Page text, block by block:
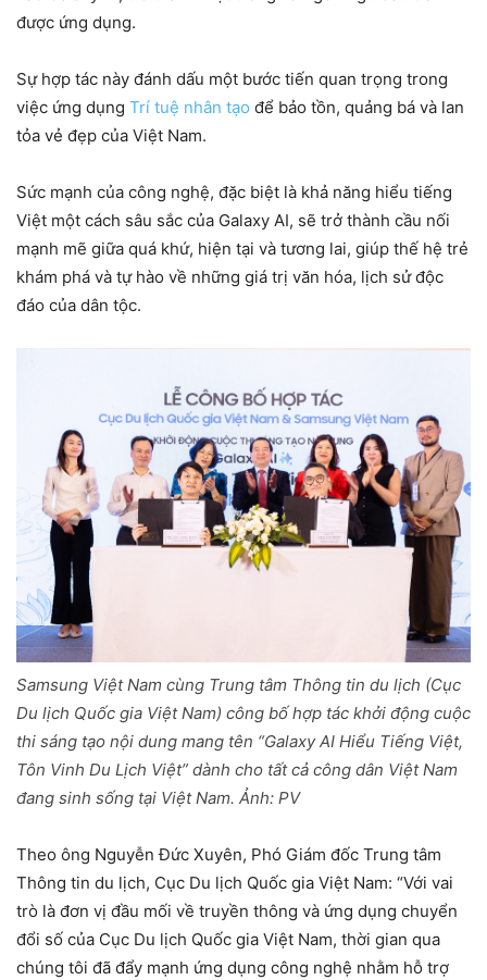
được ứng dụng.
Sự hợp tác này đánh dấu một bước tiến quan trọng trong
việc ứng dụng Trí tuệ nhân tạo để bảo tồn, quảng bá và lan
tỏa vẻ đẹp của Việt Nam.
Sức mạnh của công nghệ, đặc biệt là khả năng hiểu tiếng
Việt một cách sâu sắc của Galaxy AI, sẽ trở thành cầu nối
mạnh mẽ giữa quá khứ, hiện tại và tương lai, giúp thế hệ trẻ
khám phá và tự hào về những giá trị văn hóa, lịch sử độc
đáo của dân tộc.
Samsung Việt Nam cùng Trung tâm Thông tin du lịch (Cục
Du lịch Quốc gia Việt Nam) công bố hợp tác khởi động cuộc
thi sáng tạo nội dung mang tên “Galaxy AI Hiểu Tiếng Việt,
Tôn Vinh Du Lịch Việt” dành cho tất cả công dân Việt Nam
đang sinh sống tại Việt Nam. Ảnh: PV
Theo ông Nguyễn Đức Xuyên, Phó Giám đốc Trung tâm
Thông tin du lịch, Cục Du lịch Quốc gia Việt Nam: “Với vai
trò là đơn vị đầu mối về truyền thông và ứng dụng chuyển
đổi số của Cục Du lịch Quốc gia Việt Nam, thời gian qua
chúng tôi đã đẩy mạnh ứng dụng công nghệ nhằm hỗ trợ